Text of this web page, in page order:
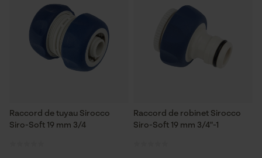
Raccord de tuyau Sirocco
Siro-Soft 19 mm 3/4
Raccord de robinet Sirocco
Siro-Soft 19 mm 3/4"-1